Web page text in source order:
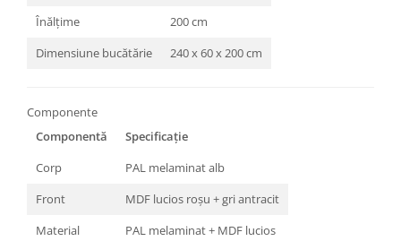
Înălțime
200 cm
Dimensiune bucătărie
240 x 60 x 200 cm
Componente
Componentă
Specificație
Corp
PAL melaminat alb
Front
MDF lucios roșu + gri antracit
Material
PAL melaminat + MDF lucios